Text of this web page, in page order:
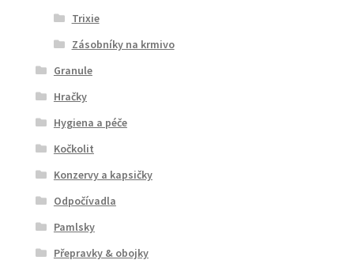
Trixie
Zásobníky na krmivo
Granule
Hračky
Hygiena a péče
Kočkolit
Konzervy a kapsičky
Odpočívadla
Pamlsky
Přepravky & obojky